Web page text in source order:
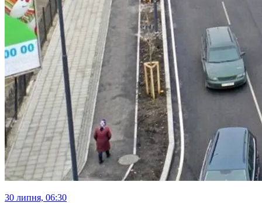
30 липня, 06:30